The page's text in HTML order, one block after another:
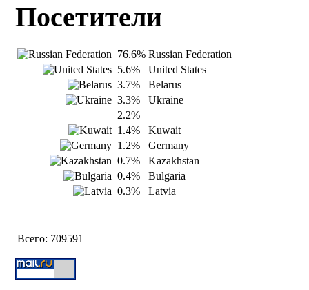
Посетители
76.6% Russian Federation
5.6%
United States
3.7%
Belarus
3.3%
Ukraine
2.2%
1.4%
Kuwait
1.2%
Germany
0.7%
Kazakhstan
0.4%
Bulgaria
0.3%
Latvia
Всего: 709591